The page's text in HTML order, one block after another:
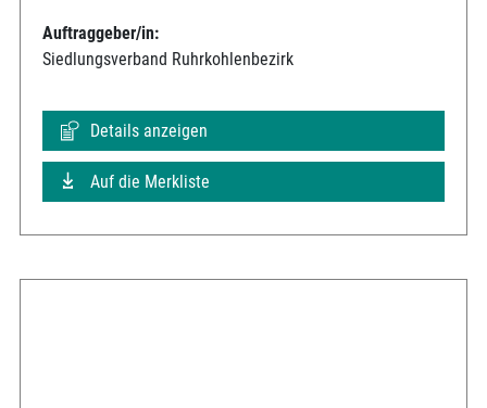
Auftraggeber/in:
Siedlungsverband Ruhrkohlenbezirk
Details anzeigen
Auf die Merkliste